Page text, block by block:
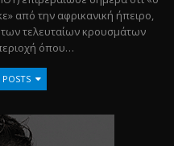
από την αφρικανική ήπειρο,
τελευταίων κρουσμάτων
όπου…